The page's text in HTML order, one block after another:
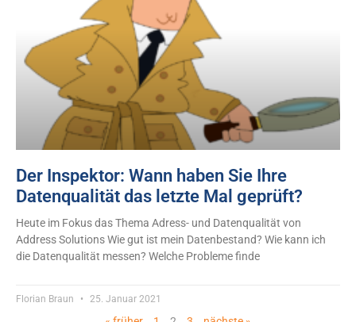
Der Inspektor: Wann haben Sie Ihre
Datenqualität das letzte Mal geprüft?
Heute im Fokus das Thema Adress- und Datenqualität von
Address Solutions Wie gut ist mein Datenbestand? Wie kann ich
die Datenqualität messen? Welche Probleme finde
Florian Braun 25. Januar 2021